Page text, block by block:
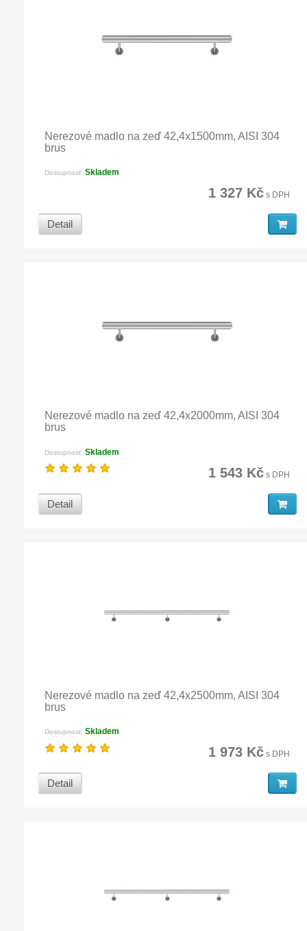
Nerezové madlo na zeď 42,4x1500mm, AISI 304
brus
Dostupnost: Skladem
1 327 Kč s DPH
Detail
Nerezové madlo na zeď 42,4x2000mm, AISI 304
brus
Dostupnost: Skladem
1 543 Kč s DPH
Detail
Nerezové madlo na zeď 42,4x2500mm, AISI 304
brus
Dostupnost: Skladem
1 973 Kč s DPH
Detail